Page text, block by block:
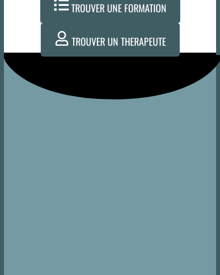
TROUVER UNE FORMATION
TROUVER UN THERAPEUTE